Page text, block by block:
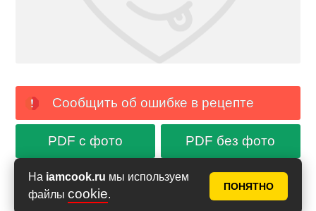
На iamcook.ru мы используем
файлы cookie.
ПОНЯТНО
Сообщить об ошибке в рецепте
PDF с фото PDF без фото
Аймкук в Макс